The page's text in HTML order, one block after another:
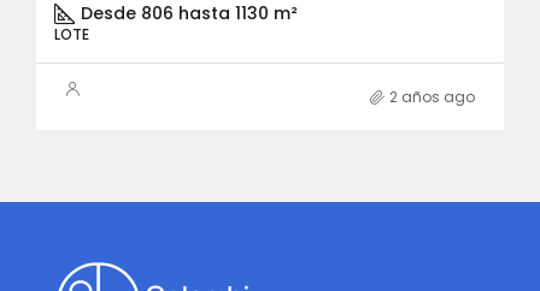
Desde 806 hasta 1130 m²
LOTE
2 años ago